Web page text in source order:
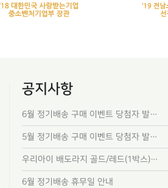
공지사항
6월 정기배송 구매 이벤트 당첨자 발…
5월 정기배송 구매 이벤트 당첨자 발…
우리아이 배도라지 골드/레드(1박스)…
6월 정기배송 휴무일 안내